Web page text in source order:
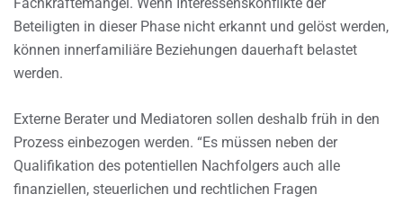
Beteiligten in dieser Phase nicht erkannt und gelöst werden,
können innerfamiliäre Beziehungen dauerhaft belastet
werden.
Externe Berater und Mediatoren sollen deshalb früh in den
Prozess einbezogen werden. “Es müssen neben der
Qualifikation des potentiellen Nachfolgers auch alle
finanziellen, steuerlichen und rechtlichen Fragen